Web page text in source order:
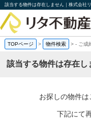
該当する物件は存在しません｜株式会社
TOPページ > 物件検索 >- ご成
該当する物件は存在し
お探しの物件は
下記にて